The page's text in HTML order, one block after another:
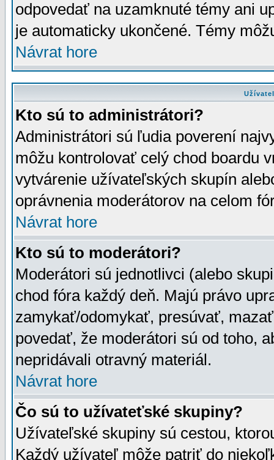
odpovedať na uzamknuté témy ani
je automaticky ukončené. Témy
Návrat hore
Kto sú to administrátori?
Administrátori sú ľudia poverení
môžu kontrolovať celý chod boardu
vytvárenie užívateľských skupín
oprávnenia moderátorov na celom
Návrat hore
Kto sú to moderátori?
Moderátori sú jednotlivci (alebo
chod fóra každý deň. Majú právo
zamykať/odomykať, presúvať,
povedať, že moderátori sú od toho,
nepridávali otravný materiál.
Návrat hore
Čo sú to užívateťské skupiny?
Užívateľské skupiny sú cestou,
Každý užívateľ môže patriť do